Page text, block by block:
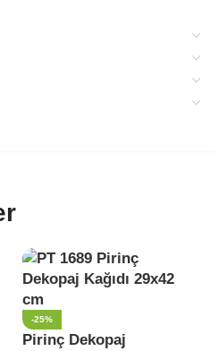
-25%
Pirinç Dekopaj